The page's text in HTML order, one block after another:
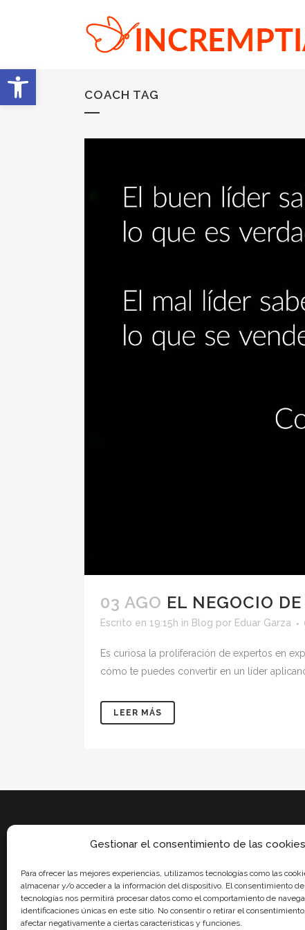
Abrir barra de herramientas
Gestionar el consentimiento de las cookies
Para ofrecer las mejores experiencias, utilizamos tecnologías como las
almacenar y/o acceder a la información del dispositivo. El consentimiento
tecnologías nos permitirá procesar datos como el comportamiento de
identificaciones únicas en este sitio. No consentir o retirar el
afectar negativamente a ciertas características y funciones.
COACH TAG
03 AGO EL NEGOCIO
Escrito en 19:15h in Blog por Eduar Garza
Es curiosa la proliferación de expertos en
cómo te puedes convertir en un líder
LEER MÁS